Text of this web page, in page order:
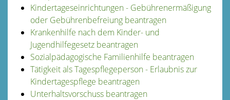
Kindertageseinrichtungen - Gebührenermäßigung
oder Gebührenbefreiung beantragen
Krankenhilfe nach dem Kinder- und
Jugendhilfegesetz beantragen
Sozialpädagogische Familienhilfe beantragen
Tätigkeit als Tagespflegeperson - Erlaubnis zur
Kindertagespflege beantragen
Unterhaltsvorschuss beantragen